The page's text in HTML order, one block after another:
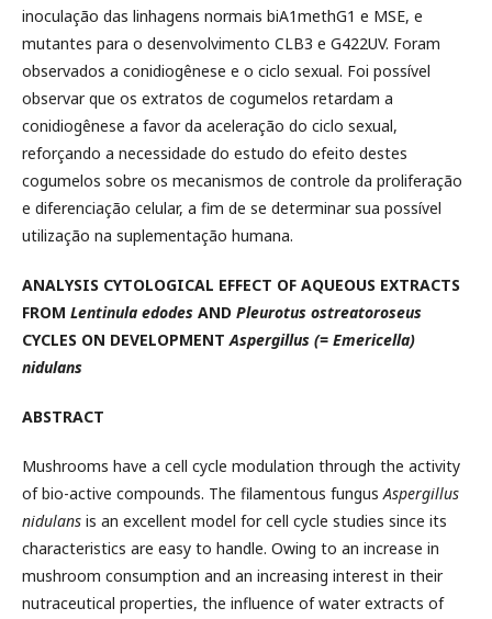
inoculação das linhagens normais biA1methG1 e MSE, e
mutantes para o desenvolvimento CLB3 e G422UV. Foram
observados a conidiogênese e o ciclo sexual. Foi possível
observar que os extratos de cogumelos retardam a
conidiogênese a favor da aceleração do ciclo sexual,
reforçando a necessidade do estudo do efeito destes
cogumelos sobre os mecanismos de controle da proliferação
e diferenciação celular, a fim de se determinar sua possível
utilização na suplementação humana.
ANALYSIS CYTOLOGICAL EFFECT OF AQUEOUS EXTRACTS
FROM Lentinula edodes AND Pleurotus ostreatoroseus
CYCLES ON DEVELOPMENTAspergillus (= Emericella)
nidulans
ABSTRACT
Mushrooms have a cell cycle modulation through the activity
of bio-active compounds. The filamentous fungusAspergillus
nidulans is an excellent model for cell cycle studies since its
characteristics are easy to handle. Owing to an increase in
mushroom consumption and an increasing interest in their
nutraceutical properties, the influence of water extracts of